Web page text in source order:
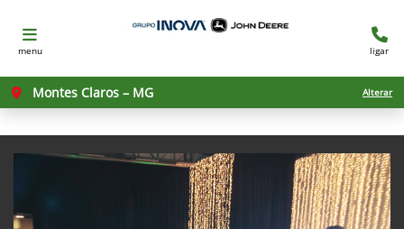
menu ligar
Montes Claros – MG Alterar